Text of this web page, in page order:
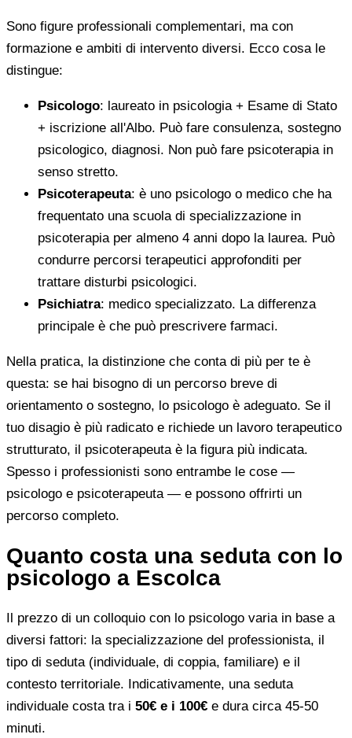
Sono figure professionali complementari, ma con
formazione e ambiti di intervento diversi. Ecco cosa le
distingue:
Psicologo: laureato in psicologia + Esame di Stato
+ iscrizione all'Albo. Può fare consulenza, sostegno
psicologico, diagnosi. Non può fare psicoterapia in
senso stretto.
Psicoterapeuta: è uno psicologo o medico che ha
frequentato una scuola di specializzazione in
psicoterapia per almeno 4 anni dopo la laurea. Può
condurre percorsi terapeutici approfonditi per
trattare disturbi psicologici.
Psichiatra: medico specializzato. La differenza
principale è che può prescrivere farmaci.
Nella pratica, la distinzione che conta di più per te è
questa: se hai bisogno di un percorso breve di
orientamento o sostegno, lo psicologo è adeguato. Se il
tuo disagio è più radicato e richiede un lavoro terapeutico
strutturato, il psicoterapeuta è la figura più indicata.
Spesso i professionisti sono entrambe le cose —
psicologo e psicoterapeuta — e possono offrirti un
percorso completo.
Quanto costa una seduta con lo
psicologo a Escolca
Il prezzo di un colloquio con lo psicologo varia in base a
diversi fattori: la specializzazione del professionista, il
tipo di seduta (individuale, di coppia, familiare) e il
contesto territoriale. Indicativamente, una seduta
individuale costa tra i 50€ e i 100€ e dura circa 45-50
minuti.